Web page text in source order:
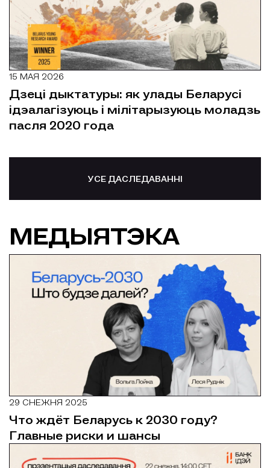
15 МАЯ 2026
Дзеці дыктатуры: як улады Беларусі
ідэалагізуюць і мілітарызуюць моладзь
пасля 2020 года
УСЕ ДАСЛЕДАВАННІ
МЕДЫЯТЭКА
29 СНЕЖНЯ 2025
Что ждёт Беларусь к 2030 году?
Главные риски и шансы